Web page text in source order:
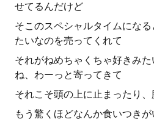
せてるんだけど
そこのスペシャルタイムにな
たいなのを売ってくれて
それがねめちゃくちゃ好きみ
ね、わーっと寄ってきて
それこそ頭の上に止まったり
もう驚くほどなんか食いつき